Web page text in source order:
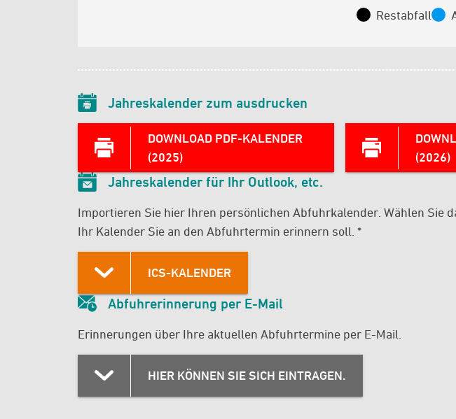
Restabfall
Jahreskalender zum ausdrucken
DOWNLOAD PDF-KALENDER
(2025)
(2026)
Jahreskalender für Ihr Outlook, etc.
Importieren Sie hier Ihren persönlichen Abfuhrkalender. Wählen Sie
Ihr Kalender Sie an den Abfuhrtermin erinnern soll. *
ICS-KALENDER
Tag
Abfuhrerinnerung per E-Mail
Erinnerungen über Ihre aktuellen Abfuhrtermine per E-Mail.
HIER KÖNNEN SIE SICH EINTRAGEN.